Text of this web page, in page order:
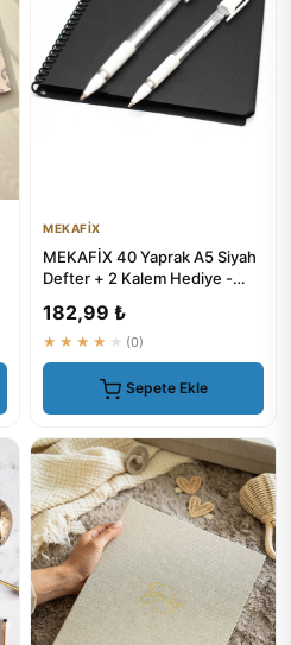
MEKAFİX
MEKAFİX 40 Yaprak A5 Siyah
Defter + 2 Kalem Hediye -
182,99 ₺
★★★★★ (0)
Sepete Ekle